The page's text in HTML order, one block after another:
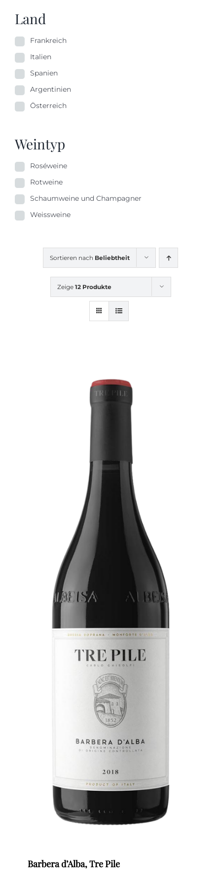
Sortieren nach Beliebtheit
Zeige 12 Produkte
Barbera d’Alba, Tre Pile
Land
Frankreich
Italien
Spanien
Argentinien
Österreich
Weintyp
Roséweine
Rotweine
Schaumweine und Champagner
Weissweine